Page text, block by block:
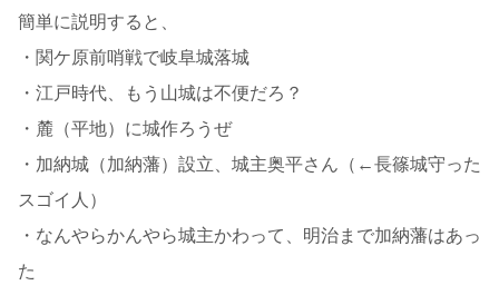
簡単に説明すると、
・関ケ原前哨戦で岐阜城落城
・江戸時代、もう山城は不便だろ？
・麓（平地）に城作ろうぜ
・加納城（加納藩）設立、城主奥平さん（←長篠城守った
スゴイ人）
・なんやらかんやら城主かわって、明治まで加納藩はあっ
た